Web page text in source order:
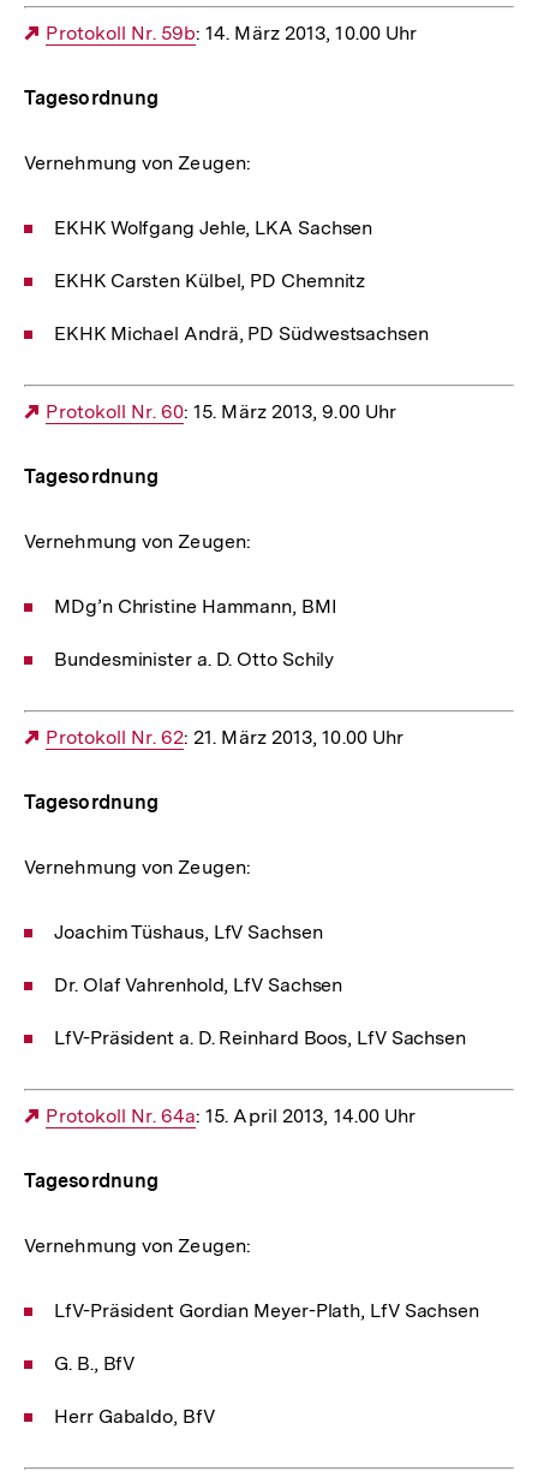
Externer
Protokoll Nr. 59b: 14. März 2013, 10.00 Uhr
Tagesordnung
Vernehmung von Zeugen:
EKHK Wolfgang Jehle, LKA Sachsen
EKHK Carsten Külbel, PD Chemnitz
EKHK Michael Andrä, PD Südwestsachsen
Externer
Protokoll Nr. 60: 15. März 2013, 9.00 Uhr
Tagesordnung
Vernehmung von Zeugen:
MDg’n Christine Hammann, BMI
Bundesminister a. D. Otto Schily
Externer
Protokoll Nr. 62: 21. März 2013, 10.00 Uhr
Tagesordnung
Vernehmung von Zeugen:
Joachim Tüshaus, LfV Sachsen
Dr. Olaf Vahrenhold, LfV Sachsen
LfV-Präsident a. D. Reinhard Boos, LfV Sachsen
Externer
Protokoll Nr. 64a: 15. April 2013, 14.00 Uhr
Tagesordnung
Vernehmung von Zeugen:
LfV-Präsident Gordian Meyer-Plath, LfV Sachsen
G. B., BfV
Herr Gabaldo, BfV